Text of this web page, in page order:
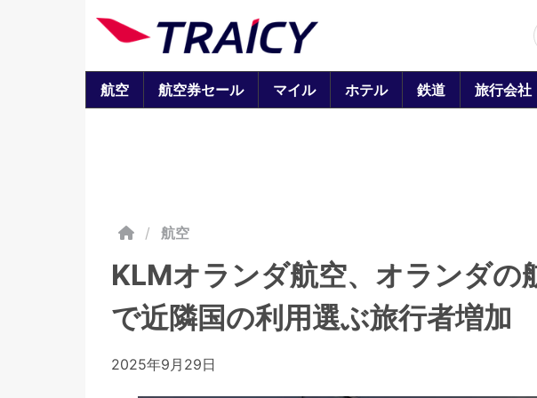
航空 航空券セール マイル ホテル 鉄道 旅行会社
/ 航空
KLMオランダ航空、オランダの
で近隣国の利用選ぶ旅行者増加
2025年9月29日